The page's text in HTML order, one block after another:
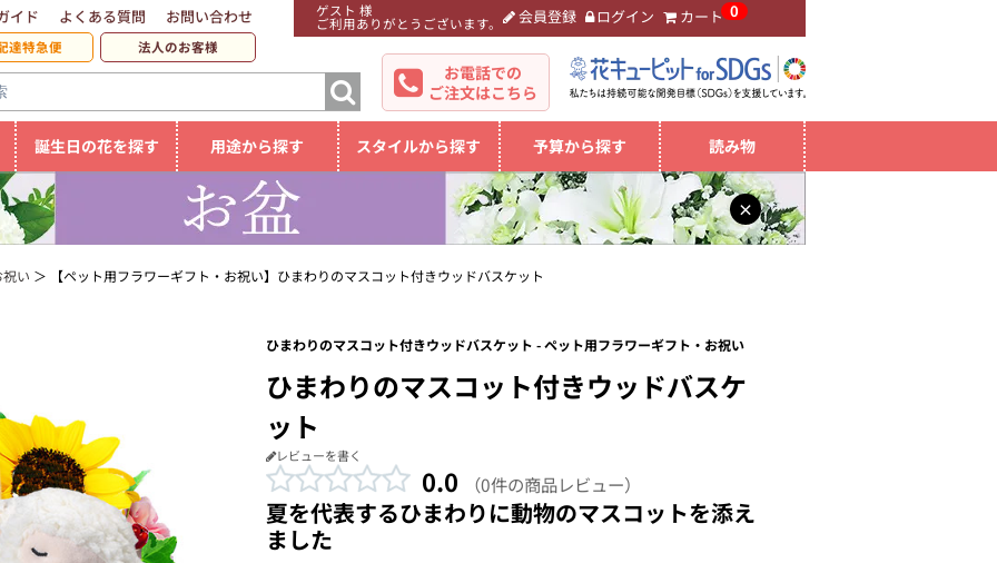
ゲスト 様
ご利用ありがとうございます。 会員登録 ログイン カート 0
イド よくある質問 お問い合わせ
達特急便 法人のお客様
お電話での
ご注文はこちら
誕生日の花を探す 用途から探す スタイルから探す 予算から探す 読み物
×
い 【ペット用フラワーギフト・お祝い】ひまわりのマスコット付きウッドバスケット
ひまわりのマスコット付きウッドバスケット - ペット用フラワーギフト・お祝い
ひまわりのマスコット付きウッドバスケ
ット
レビューを書く
0.0 （0件の商品レビュー）
夏を代表するひまわりに動物のマスコットを添え
ました